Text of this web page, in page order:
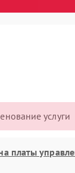
услуги
платы